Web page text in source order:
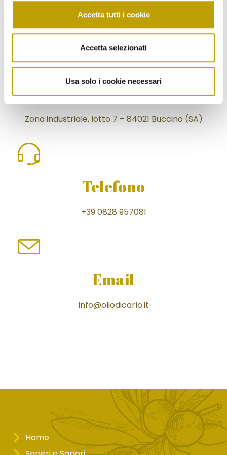
Accetta tutti i cookie
Accetta selezionati
Usa solo i cookie necessari
Stabilimento
Zona industriale, lotto 7 – 84021 Buccino (SA)
Telefono
+39 0828 957081
Email
info@oliodicarlo.it
Home